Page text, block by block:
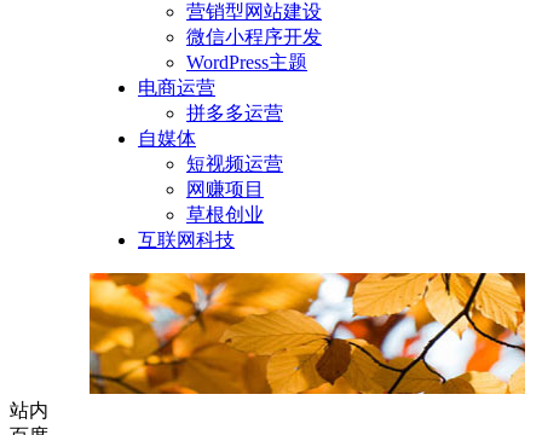
营销型网站建设
微信小程序开发
WordPress主题
电商运营
拼多多运营
自媒体
短视频运营
网赚项目
草根创业
互联网科技
站内